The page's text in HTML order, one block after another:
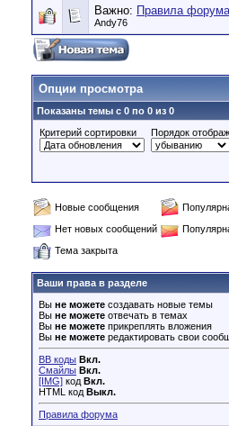
Важно: Правила форума
Andy76
Опции просмотра
Показаны темы с 0 по 0 из 0
Критерий сортировки
Порядок
Новые сообщения
Нет новых сообщений
Тема закрыта
Ваши права в разделе
Вы не можете создавать новые темы
Вы не можете отвечать в темах
Вы не можете прикреплять вложения
Вы не можете редактировать свои
BB коды Вкл.
Смайлы Вкл.
[IMG] код Вкл.
HTML код Выкл.
Правила форума